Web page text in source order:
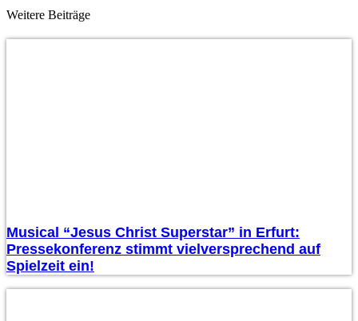
Weitere Beiträge
Musical “Jesus Christ Superstar” in Erfurt:
Pressekonferenz stimmt vielversprechend auf
Spielzeit ein!